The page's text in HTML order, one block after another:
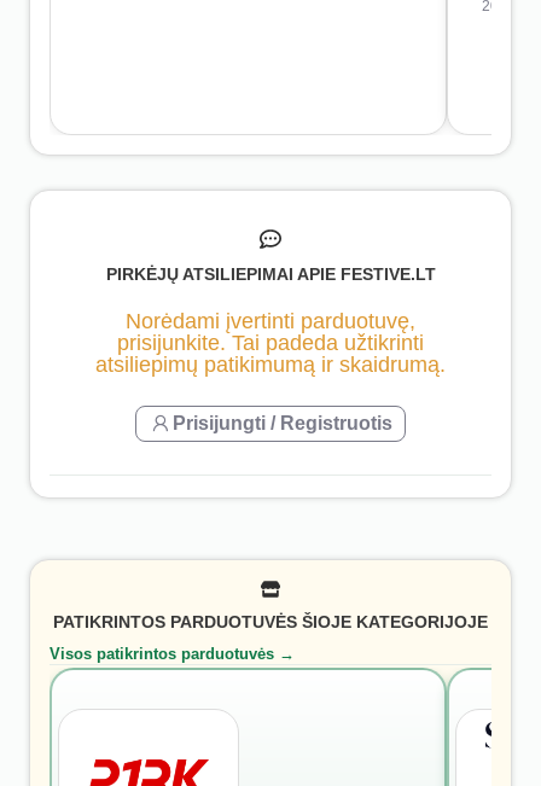
2026-
PIRKĖJŲ ATSILIEPIMAI APIE FESTIVE.LT
Norėdami įvertinti parduotuvę,
prisijunkite. Tai padeda užtikrinti
atsiliepimų patikimumą ir skaidrumą.
Prisijungti / Registruotis
PATIKRINTOS PARDUOTUVĖS ŠIOJE KATEGORIJOJE
Visos patikrintos parduotuvės →